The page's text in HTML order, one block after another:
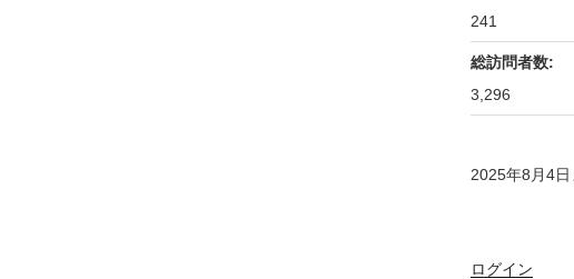
241
総訪問者数:
3,296
2025年8月4
ログイン